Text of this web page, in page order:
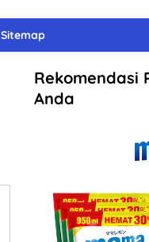
Sitemap
Rekomendasi
Anda